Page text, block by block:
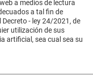
a medios de lectura
a tal fin de
- ley 24/2021, de
utilización de sus
artificial, sea cual sea su